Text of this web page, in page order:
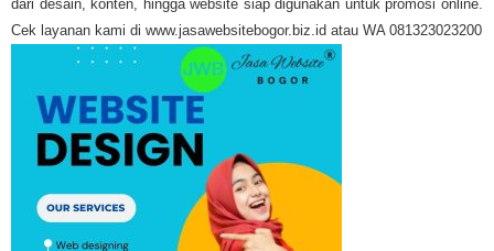
dari desain, konten, hingga website siap digunakan untuk promosi online.
Cek layanan kami di www.jasawebsitebogor.biz.id atau WA 081323023200